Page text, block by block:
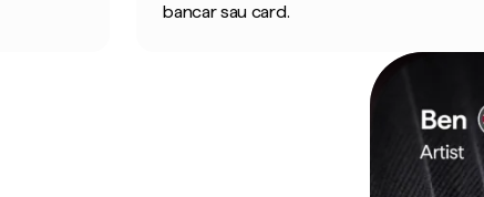
bancar sau card.